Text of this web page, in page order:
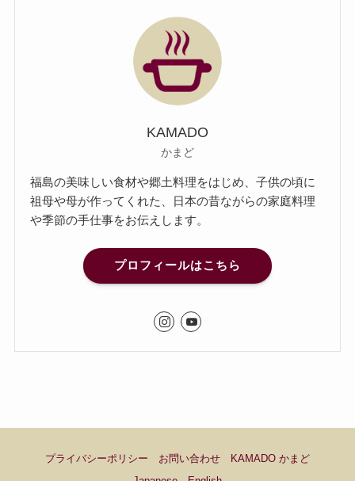
KAMADO
かまど
福島の美味しい食材や郷土料理をはじめ、子供の頃に
祖母や母が作ってくれた、日本の昔ながらの家庭料理
や季節の手仕事をお伝えします。
プロフィールはこちら
プライバシーポリシー お問い合わせ
KAMADO かまど